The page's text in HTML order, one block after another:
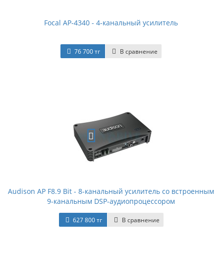
Focal AP-4340 - 4-канальный усилитель
76 700 тг В сравнение
Audison AP F8.9 Bit - 8-канальный усилитель со встроенным
9-канальным DSP-аудиопроцессором
627 800 тг В сравнение